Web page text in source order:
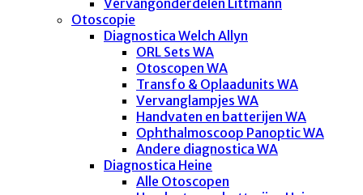
Otoscopie
Diagnostica Welch Allyn
ORL Sets WA
Otoscopen WA
Transfo & Oplaadunits WA
Vervanglampjes WA
Handvaten en batterijen WA
Ophthalmoscoop Panoptic WA
Andere diagnostica WA
Diagnostica Heine
Alle Otoscopen